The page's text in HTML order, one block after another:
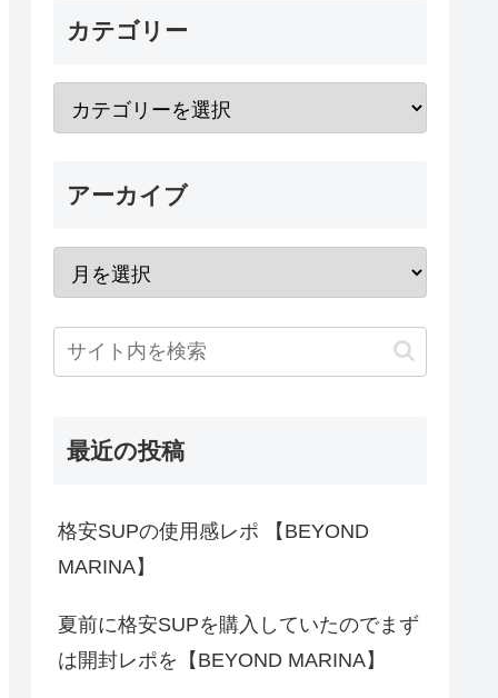
カテゴリー
アーカイブ
最近の投稿
格安SUPの使用感レポ 【BEYOND
MARINA】
夏前に格安SUPを購入していたのでまず
は開封レポを【BEYOND MARINA】